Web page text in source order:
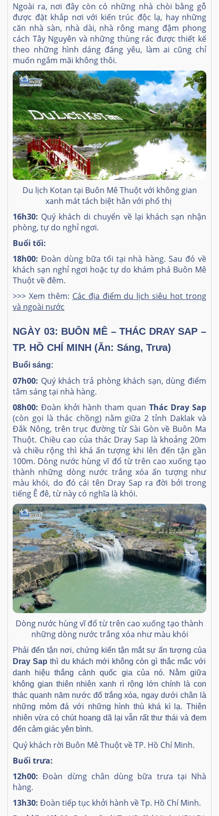
Ngoài ra, nơi đây còn có những nhà chòi bằng gỗ
được đặt khắp nơi với kiến trúc độc lạ, hay những
căn nhà sàn, nhà dài, nhà rông mang đậm phong
cách Tây Nguyên và những thùng rác được thiết kế
theo những hình dáng đáng yêu, làm ai cũng chỉ
muốn ngắm mãi không thôi.
Du lịch Kotan tại Buôn Mê Thuột với không gian
xanh mát tách biệt hẳn với phố thị
16h30: Quý khách di chuyển về lại khách sạn nhận
phòng, tự do nghỉ ngơi.
Buổi tối:
18h00: Đoàn dùng bữa tối tại nhà hàng. Sau đó về
khách sạn nghỉ ngơi hoặc tự do khám phá Buôn Mê
Thuột về đêm.
>>> Xem thêm: Các địa điểm du lịch siêu hot trong
và ngoài nước
NGÀY 03: BUÔN MÊ – THÁC DRAY SAP –
TP. HỒ CHÍ MINH (Ăn: Sáng, Trưa)
Buổi sáng:
07h00: Quý khách trả phòng khách sạn, dùng điểm
tâm sáng tại nhà hàng.
08h00: Đoàn khởi hành tham quan Thác Dray Sap
(còn gọi là thác chồng) nằm giữa 2 tỉnh Daklak và
Đắk Nông, trên trục đường từ Sài Gòn về Buôn Ma
Thuột. Chiều cao của thác Dray Sap là khoảng 20m
và chiều rộng thì khá ấn tượng khi lên đến tận gần
100m. Dòng nước hùng vĩ đổ từ trên cao xuống tạo
thành những dòng nước trắng xóa ấn tượng như
màu khói, do đó cái tên Dray Sap ra đời bởi trong
tiếng Ê đê, từ này có nghĩa là khói.
Dòng nước hùng vĩ đổ từ trên cao xuống tạo thành
những dòng nước trắng xóa như màu khói
Phải đến tận nơi, chứng kiến tận mắt sự ấn tượng của
Dray Sap thì du khách mới không còn gì thắc mắc với
danh hiệu thắng cảnh quốc gia của nó. Nằm giữa
không gian thiên nhiên xanh rì rộng lớn chính là con
thác quanh năm nước đổ trắng xóa, ngay dưới chân là
những mỏm đá với những hình thù khá kì lạ. Thiên
nhiên vừa có chút hoang dã lại vẫn rất thư thái và đem
đến cảm giác yên bình.
Quý khách rời Buôn Mê Thuột về TP. Hồ Chí Minh.
Buổi trưa:
12h00: Đoàn dừng chân dùng bữa trưa tại Nhà
hàng.
13h30: Đoàn tiếp tục khởi hành về Tp. Hồ Chí Minh.